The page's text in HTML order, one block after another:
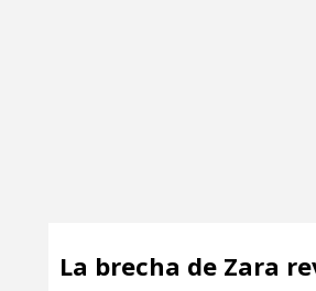
La brecha de Zara